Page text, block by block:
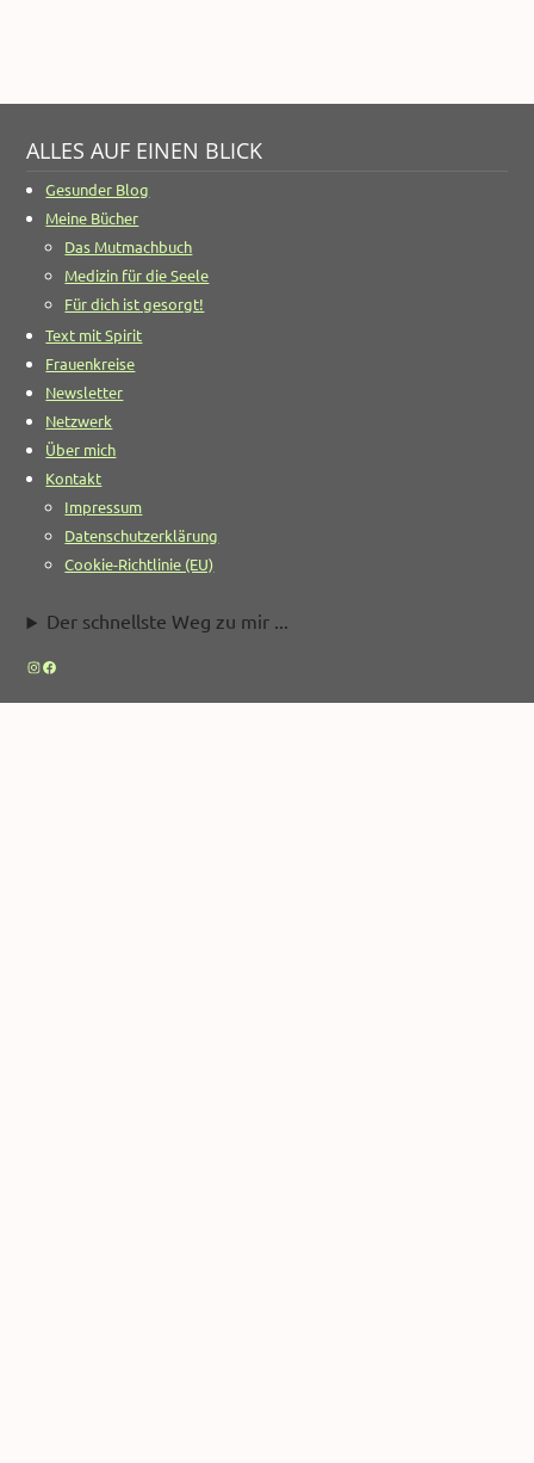
ALLES AUF EINEN BLICK
Gesunder Blog
Meine Bücher
Das Mutmachbuch
Medizin für die Seele
Für dich ist gesorgt!
Text mit Spirit
Frauenkreise
Newsletter
Netzwerk
Über mich
Kontakt
Impressum
Datenschutzerklärung
Cookie-Richtlinie (EU)
Der schnellste Weg zu mir ...
Instagram
Facebook